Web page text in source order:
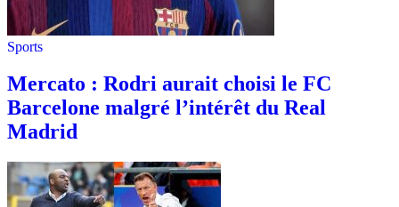
Sports
Mercato : Rodri aurait choisi le FC
Barcelone malgré l’intérêt du Real
Madrid